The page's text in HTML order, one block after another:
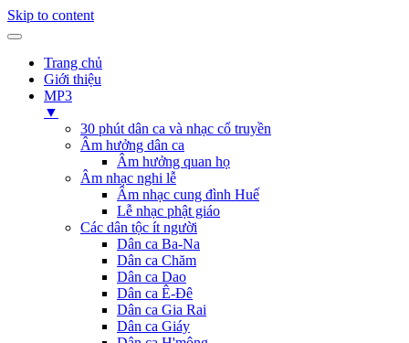
Skip to content
Trang chủ
Giới thiệu
MP3
▼
30 phút dân ca và nhạc cổ truyền
Âm hưởng dân ca
Âm hưởng quan họ
Âm nhạc nghi lễ
Âm nhạc cung đình Huế
Lễ nhạc phật giáo
Các dân tộc ít người
Dân ca Ba-Na
Dân ca Chăm
Dân ca Dao
Dân ca Ê-Đê
Dân ca Gia Rai
Dân ca Giáy